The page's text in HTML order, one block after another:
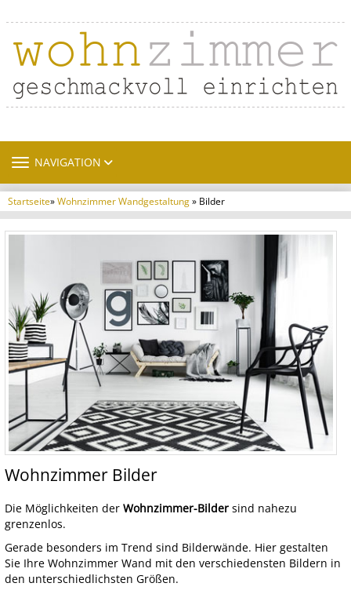
TOGGLE NAVIGATION
NAVIGATION
Startseite»Wohnzimmer Wandgestaltung» Bilder
Wohnzimmer Bilder
Die Möglichkeiten der Wohnzimmer-Bilder sind nahezu
grenzenlos.
Gerade besonders im Trend sind Bilderwände. Hier gestalten
Sie Ihre Wohnzimmer Wand mit den verschiedensten Bildern in
den unterschiedlichsten Größen.